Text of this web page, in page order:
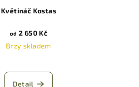
Květináč Kostas
od 2 650 Kč
Brzy skladem
Detail